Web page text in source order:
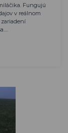
Fungujú
v reálnom